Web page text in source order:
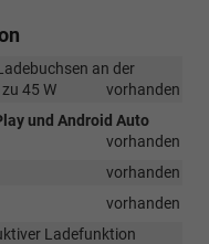
an der
45 W
vorhanden
und Android Auto
vorhanden
vorhanden
vorhanden
Ladefunktion